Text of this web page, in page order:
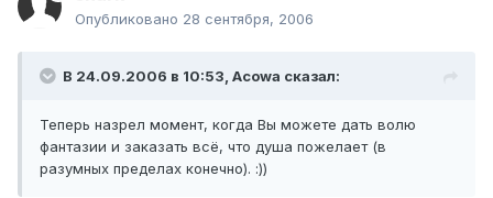
Опубликовано 28 сентября, 2006
В 24.09.2006 в 10:53, Acowa сказал:
Теперь назрел момент, когда Вы можете дать волю
фантазии и заказать всё, что душа пожелает (в
разумных пределах конечно). :))